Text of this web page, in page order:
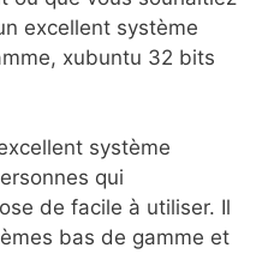
excellent système
xubuntu 32 bits
système
qui
de facile à utiliser. Il
bas de gamme et